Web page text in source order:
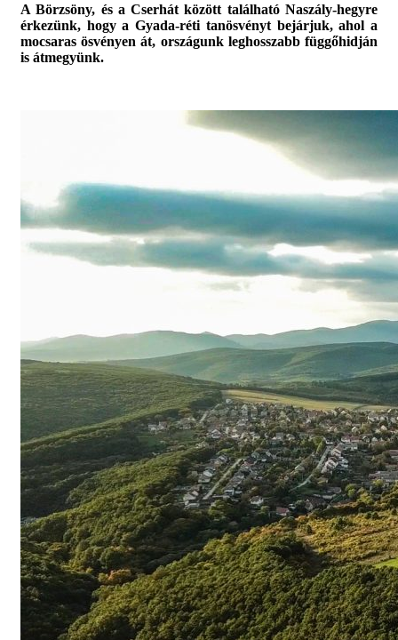
A Börzsöny, és a Cserhát között található Naszály-hegyre
érkezünk, hogy a Gyada-réti tanösvényt bejárjuk, ahol a
mocsaras ösvényen át, országunk leghosszabb függőhidján
is átmegyünk.